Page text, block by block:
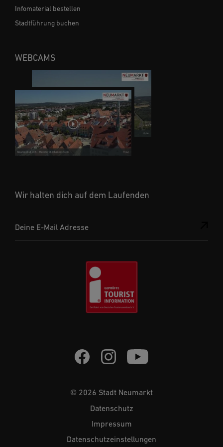
Wir halten dich auf dem Laufenden
Deine E-Mail Adresse
Infomaterial bestellen
Stadtführung buchen
WEBCAMS
© 2026 Stadt Neumarkt
Datenschutz
Impressum
Datenschutzeinstellungen